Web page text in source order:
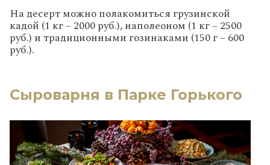
На десерт можно полакомиться грузинской
кадой (1 кг – 2000 руб.), наполеоном (1 кг – 2500
руб.) и традиционными гозинаками (150 г – 600
руб.).
Сыроварня в Парке Горького